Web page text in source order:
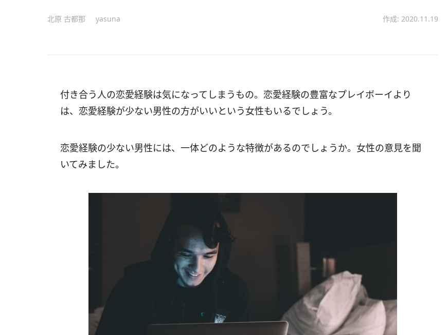
北原 古都那 yasuna 作成: 2020.11.19
付き合う人の恋愛経験は気になってしまうもの。恋愛経験の豊富なプレイボーイより
は、恋愛経験が少ない男性の方がいいという女性もいるでしょう。
恋愛経験の少ない男性には、一体どのような特徴があるのでしょうか。女性の意見を聞
いてみました。